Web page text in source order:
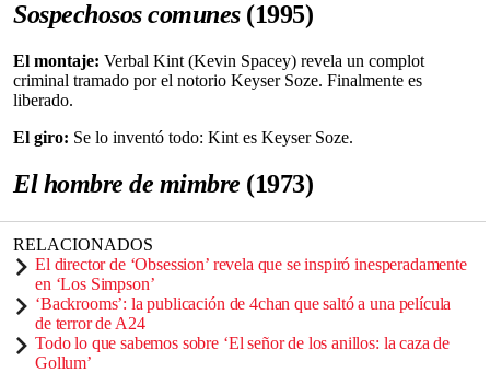
Sospechosos comunes(1995)
El montaje: Verbal Kint (Kevin Spacey) revela un complot
criminal tramado por el notorio Keyser Soze. Finalmente es
liberado.
El giro: Se lo inventó todo: Kint es Keyser Soze.
El hombre de mimbre (1973)
RELACIONADOS
El director de ‘Obsession’ revela que se inspiró inesperadamente
en ‘Los Simpson’
‘Backrooms’: la publicación de 4chan que saltó a una película
de terror de A24
Todo lo que sabemos sobre ‘El señor de los anillos: la caza de
Gollum’